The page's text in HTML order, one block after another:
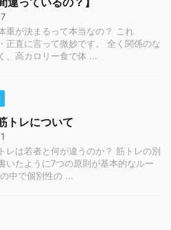
重が決まるって本当なの？ これ
正直に言って微妙です。 全く関係のな
、高カロリー食で体 ...
トレについて
レは若者と何が違うのか？ 筋トレの別
いたように7つの原則が基本的なルー
中で個別性の ...